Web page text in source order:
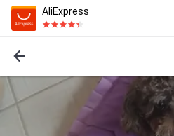
AliExpress